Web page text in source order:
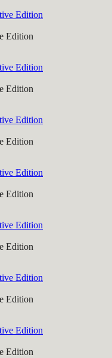
Edition
Edition
Edition
Edition
Edition
Edition
Edition